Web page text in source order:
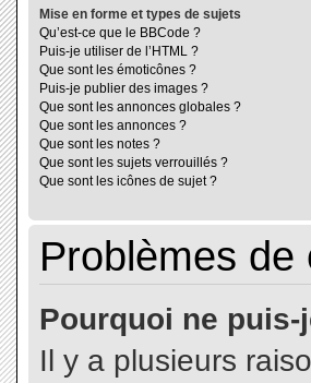
Mise en forme et types de sujets
Qu’est-ce que le BBCode ?
Puis-je utiliser de l’HTML ?
Que sont les émoticônes ?
Puis-je publier des images ?
Que sont les annonces globales ?
Que sont les annonces ?
Que sont les notes ?
Que sont les sujets verrouillés ?
Que sont les icônes de sujet ?
Problèmes de
Pourquoi ne
Il y a plusieurs